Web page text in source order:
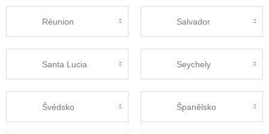
Réunion Salvador
Santa Lucia Seychely
Švédsko Španělsko